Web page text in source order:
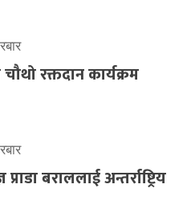
चौथो रक्तदान कार्यक्रम
बराललाई अन्तर्राष्ट्रिय